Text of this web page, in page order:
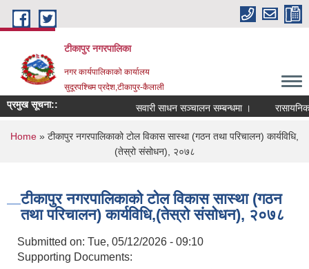
Skip to main content
टीकापुर नगरपालिका
नगर कार्यपालिकाको कार्यालय
सुदूरपश्चिम प्रदेश,टीकापुर-कैलाली
प्रमुख सूचना:: सवारी साधन सञ्चालन सम्बन्धमा । रासायनिक
You are here
Home » टीकापुर नगरपालिकाको टोल विकास सास्था (गठन तथा परिचालन) कार्यविधि,
(तेस्रो संसोधन), २०७८
टीकापुर नगरपालिकाको टोल विकास सास्था (गठन
तथा परिचालन) कार्यविधि,(तेस्रो संसोधन), २०७८
Submitted on: Tue, 05/12/2026 - 09:10
Supporting Documents: